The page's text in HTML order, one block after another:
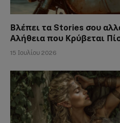
Βλέπει τα Stories σου
Αλήθεια που Κρύβεται
15 Ιουλίου 2026